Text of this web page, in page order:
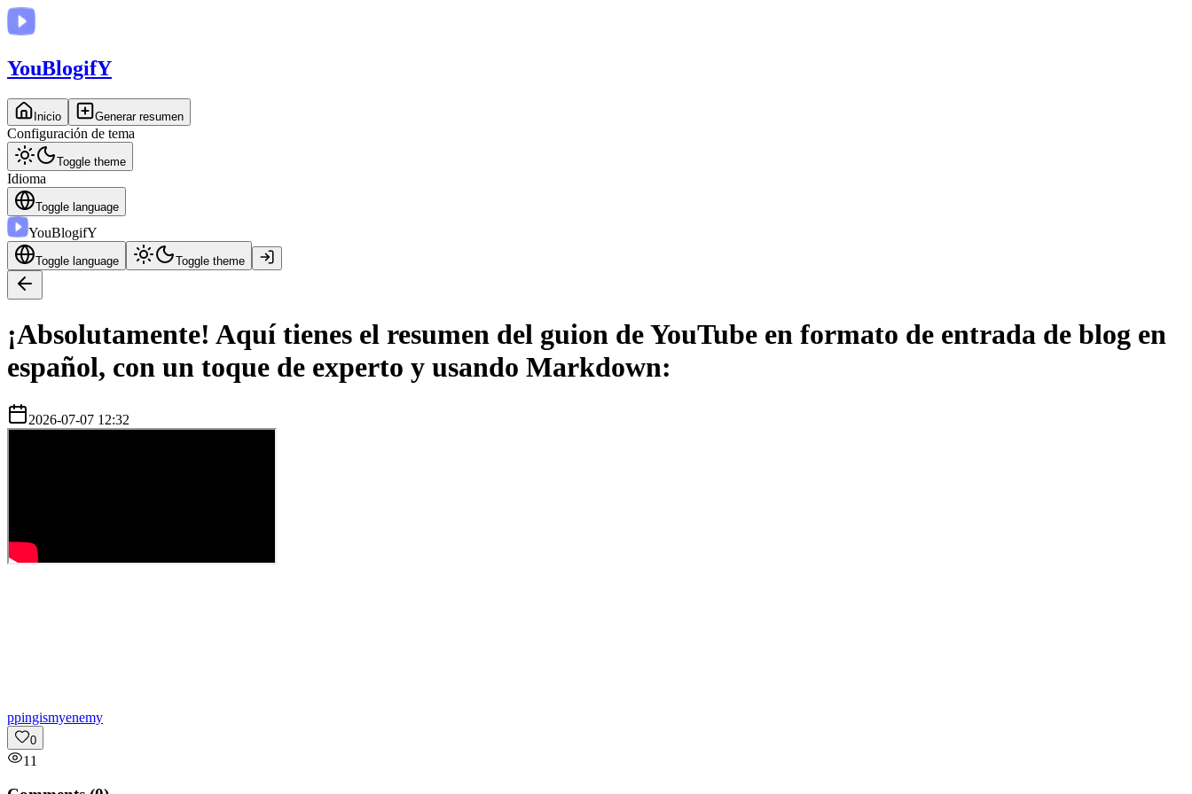
YouBlogifY
Inicio Generar resumen
Configuración de tema
Toggle theme
Idioma
Toggle language
YouBlogifY
Toggle language Toggle theme
¡Absolutamente! Aquí tienes el resumen del guion de YouTube en formato de entrada de blog en
español, con un toque de experto y usando Markdown:
2026-07-07 12:32
ppingismyenemy
0
11